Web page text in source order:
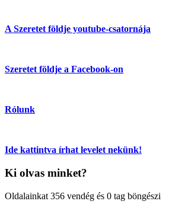
A Szeretet földje youtube-csatornája
Szeretet földje a Facebook-on
Rólunk
Ide kattintva írhat levelet nekünk!
Ki olvas minket?
Oldalainkat 356 vendég és 0 tag böngészi